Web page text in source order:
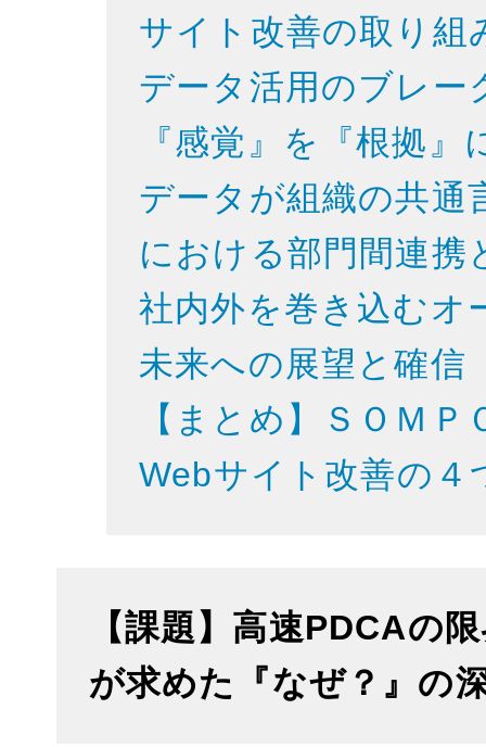
サイト改善の取り組
データ活用のブレ
『感覚』を『根拠
データが組織の共通
における部門間連携
社内外を巻き込むオ
未来への展望と確信
【まとめ】ＳＯＭ
Webサイト改善の４
【課題】高速PDCAの
が求めた『なぜ？』の